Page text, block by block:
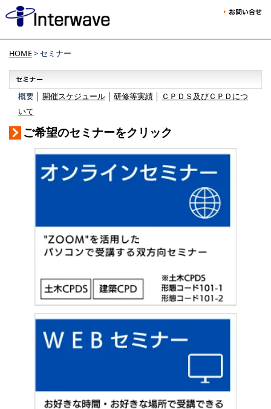
HOME> セミナー
概要 │ 開催スケジュール 研修等実績
ＣＰＤＳ及びＣＰＤにつ
いて
ご希望のセミナーをクリック